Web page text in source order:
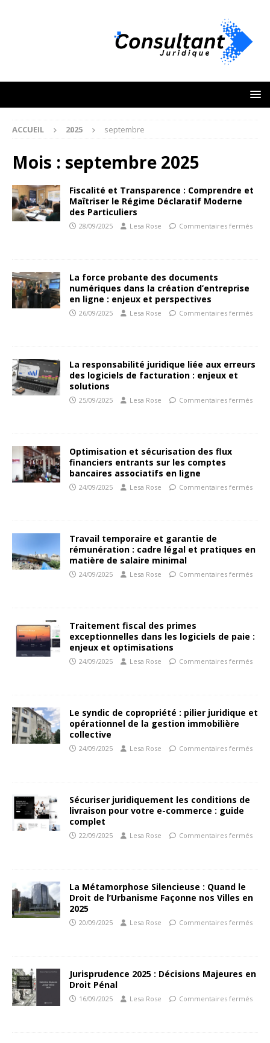
ACCUEIL 2025 septembre
Mois : septembre 2025
Fiscalité et Transparence : Comprendre et
Maîtriser le Régime Déclaratif Moderne
des Particuliers
28/09/2025 Lesa Rose Commentaires fermés
La force probante des documents
numériques dans la création d’entreprise
en ligne : enjeux et perspectives
26/09/2025 Lesa Rose Commentaires fermés
La responsabilité juridique liée aux erreurs
des logiciels de facturation : enjeux et
solutions
25/09/2025 Lesa Rose Commentaires fermés
Optimisation et sécurisation des flux
financiers entrants sur les comptes
bancaires associatifs en ligne
24/09/2025 Lesa Rose Commentaires fermés
Travail temporaire et garantie de
rémunération : cadre légal et pratiques en
matière de salaire minimal
24/09/2025 Lesa Rose Commentaires fermés
Traitement fiscal des primes
exceptionnelles dans les logiciels de paie :
enjeux et optimisations
24/09/2025 Lesa Rose Commentaires fermés
Le syndic de copropriété : pilier juridique et
opérationnel de la gestion immobilière
collective
24/09/2025 Lesa Rose Commentaires fermés
Sécuriser juridiquement les conditions de
livraison pour votre e-commerce : guide
complet
22/09/2025 Lesa Rose Commentaires fermés
La Métamorphose Silencieuse : Quand le
Droit de l’Urbanisme Façonne nos Villes en
2025
20/09/2025 Lesa Rose Commentaires fermés
Jurisprudence 2025 : Décisions Majeures en
Droit Pénal
16/09/2025 Lesa Rose Commentaires fermés